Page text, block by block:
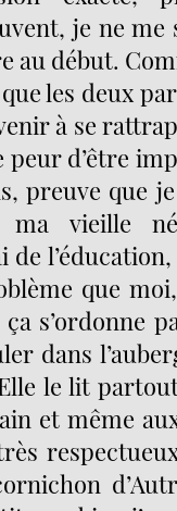
je ne me
au début.
les deux
à se
d’être
preuve que
vieille
de
que
s’ordonne
dans
le lit
et même